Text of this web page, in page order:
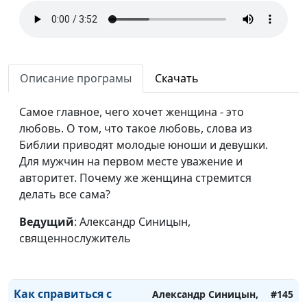
Описание програмы Скачать
Самое главное, чего хочет женщина - это
любовь. О том, что такое любовь, слова из
Библии приводят молодые юноши и девушки.
Для мужчин на первом месте уважение и
авторитет. Почему же женщина стремится
делать все сама?
Ведущий: Александр Синицын,
священнослужитель
Зачем быть
#151
Почему важно искать
мира
Андрей Качалаба,
Что обязательно надо
забыть
Андрей Качалаба,
священнослужитель
Принуждение к
прощению
Андрей Качалаба,
священнослужитель
Как родиться свыше?
священнослужитель
Бог оправдывает
Как справиться с
Александр Синицын,
#145